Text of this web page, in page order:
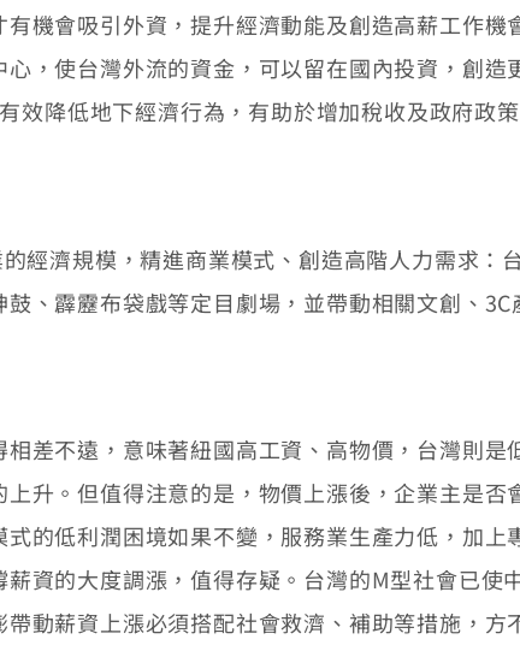
機會吸引外資，提升經濟動能及創造高薪工作
，使台灣外流的資金，可以留在國內投資，創造
效降低地下經濟行為，有助於增加稅收及政府政
濟規模，精進商業模式、創造高階人力需求：
、霹靂布袋戲等定目劇場，並帶動相關文創、
不遠，意味著紐國高工資、高物價，台灣則是
升。但值得注意的是，物價上漲後，企業主是否
的低利潤困境如果不變，服務業生產力低，加上
資的大度調漲，值得存疑。台灣的M型社會已使
動薪資上漲必須搭配社會救濟、補助等措施，方